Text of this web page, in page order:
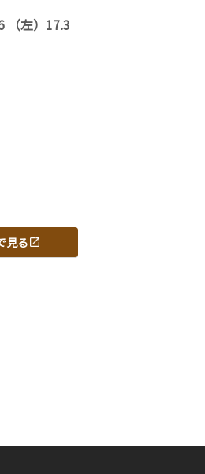
（左）17.3
見る